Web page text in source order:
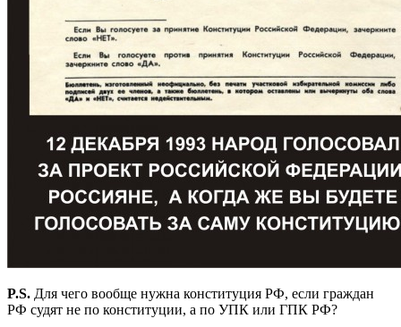
P.S. Для чего вообще нужна конституция РФ, если граждан
РФ судят не по конституции, а по УПК или ГПК РФ?